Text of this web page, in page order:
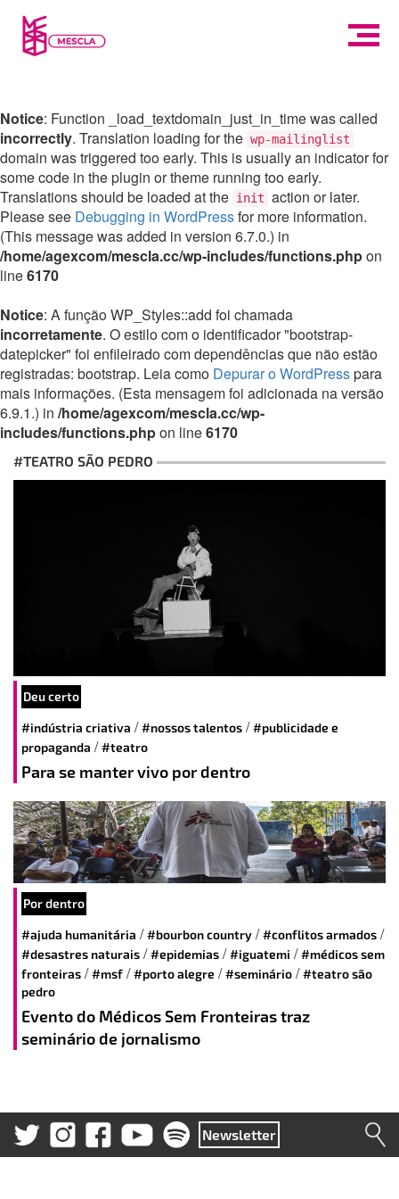
Notice: Function _load_textdomain_just_in_time was called
incorrectly. Translation loading for the wp-mailinglist
domain was triggered too early. This is usually an indicator for
some code in the plugin or theme running too early.
Translations should be loaded at the init action or later.
Please see Debugging in WordPressfor more information.
(This message was added in version 6.7.0.) in
/home/agexcom/mescla.cc/wp-includes/functions.phpon
line6170
Notice: A função WP_Styles::add foi chamada
incorretamente. O estilo com o identificador "bootstrap-
datepicker" foi enfileirado com dependências que não estão
registradas: bootstrap. Leia como Depurar o WordPresspara
mais informações. (Esta mensagem foi adicionada na versão
6.9.1.) in /home/agexcom/mescla.cc/wp-
includes/functions.phpon line6170
#TEATRO SÃO PEDRO
Deu certo
#indústria criativa /#nossos talentos /#publicidade e
propaganda /#teatro
Para se manter vivo por dentro
Por dentro
#ajuda humanitária /#bourbon country /#conflitos armados /
#desastres naturais /#epidemias /#iguatemi /#médicos sem
fronteiras /#msf /#porto alegre /#seminário /#teatro são
pedro
Evento do Médicos Sem Fronteiras traz
seminário de jornalismo
Newsletter